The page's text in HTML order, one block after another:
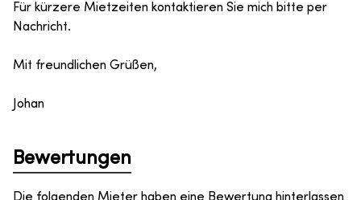
Für kürzere Mietzeiten kontaktieren Sie mich bitte per
Nachricht.
Mit freundlichen Grüßen,
Johan
Bewertungen
Die folgenden Mieter haben eine Bewertung hinterlassen